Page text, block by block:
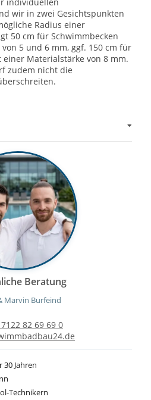
wir in zwei Gesichtspunkten
Radius einer
50 cm für Schwimmbecken
5 und 6 mm, ggf. 150 cm für
Materialstärke von 8 mm.
zudem nicht die
Beratung
Marvin Burfeind
82 69 69 0
Jahren
Technikern